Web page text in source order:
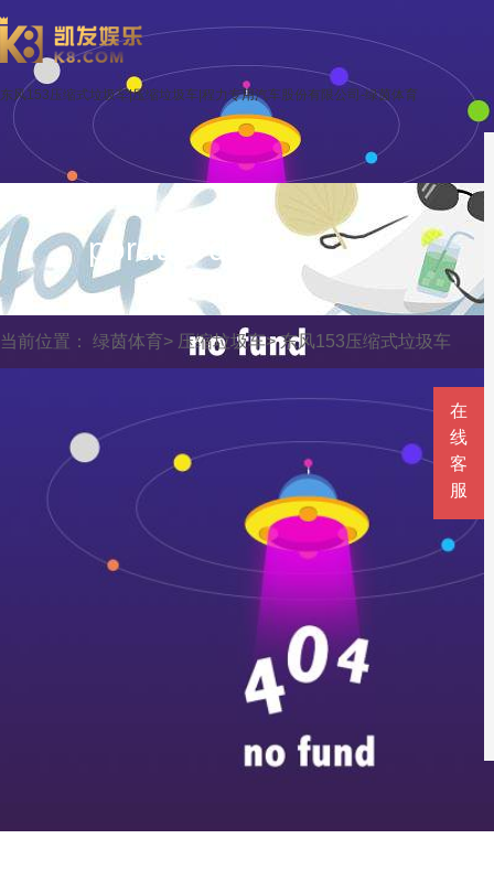
东风153压缩式垃圾车|压缩垃圾车|程力专用汽车股份有限公司-绿茵体育
porduct display
当前位置： 绿茵体育> 压缩垃圾车>东风153压缩式垃圾车
在
线
客
服